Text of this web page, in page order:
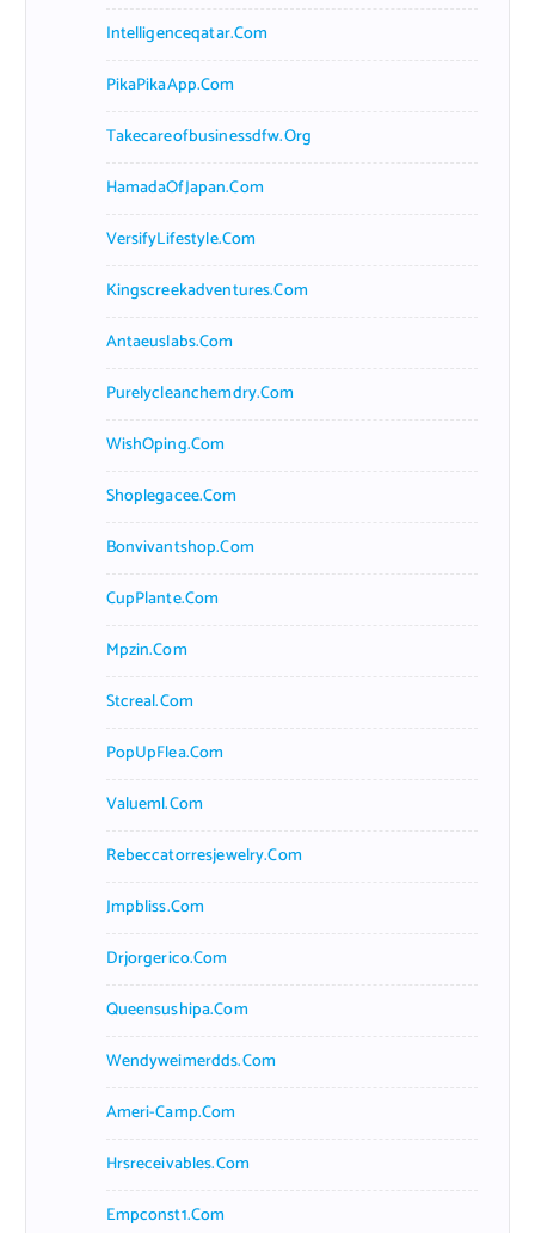
Intelligenceqatar.com
PikaPikaApp.com
Takecareofbusinessdfw.org
HamadaOfJapan.com
VersifyLifestyle.com
Kingscreekadventures.com
Antaeuslabs.com
Purelycleanchemdry.com
WishOping.com
Shoplegacee.com
Bonvivantshop.com
CupPlante.com
Mpzin.com
Stcreal.com
PopUpFlea.com
Valueml.com
Rebeccatorresjewelry.com
Jmpbliss.com
Drjorgerico.com
Queensushipa.com
Wendyweimerdds.com
Ameri-Camp.com
Hrsreceivables.com
Empconst1.com